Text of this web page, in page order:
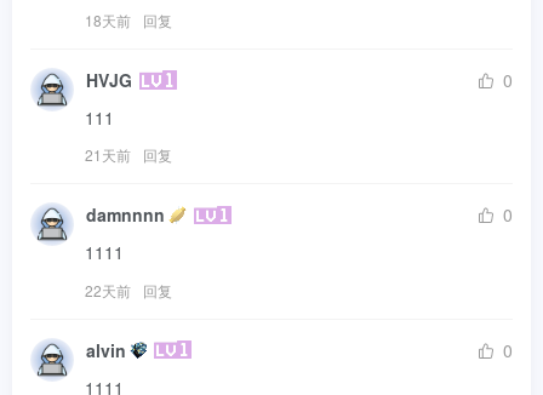
18天前 回复
HVJG
0
111
21天前 回复
damnnnn
0
1111
22天前 回复
alvin
0
1111